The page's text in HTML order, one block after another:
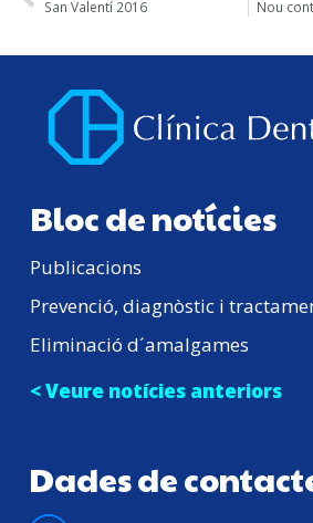
San Valentí 2016 Nou
Bloc de notícies
Publicacions
Prevenció, diagnòstic i
Eliminació d´amalgames
< Veure notícies anteriors
Dades de